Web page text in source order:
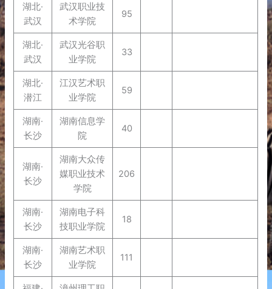
湖北·
武汉
武汉职业技
术学院
95
湖北·
武汉
武汉光谷职
业学院
33
湖北·
潜江
江汉艺术职
业学院
59
湖南·
长沙
湖南信息学
院
40
湖南·
长沙
湖南大众传
媒职业技术
学院
206
湖南·
长沙
湖南电子科
技职业学院
18
湖南·
长沙
湖南艺术职
业学院
111